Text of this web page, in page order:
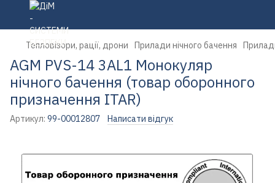
Тепловізори, рації, дрони Прилади нічного бачення
AGM PVS-14 3AL1 Монокуляр
нічного бачення (товар оборонного
призначення ITAR)
Артикул: 99-00012807 Написати відгук